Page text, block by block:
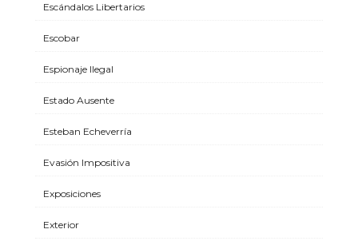
Escándalos Libertarios
Escobar
Espionaje Ilegal
Estado Ausente
Esteban Echeverría
Evasión Impositiva
Exposiciones
Exterior